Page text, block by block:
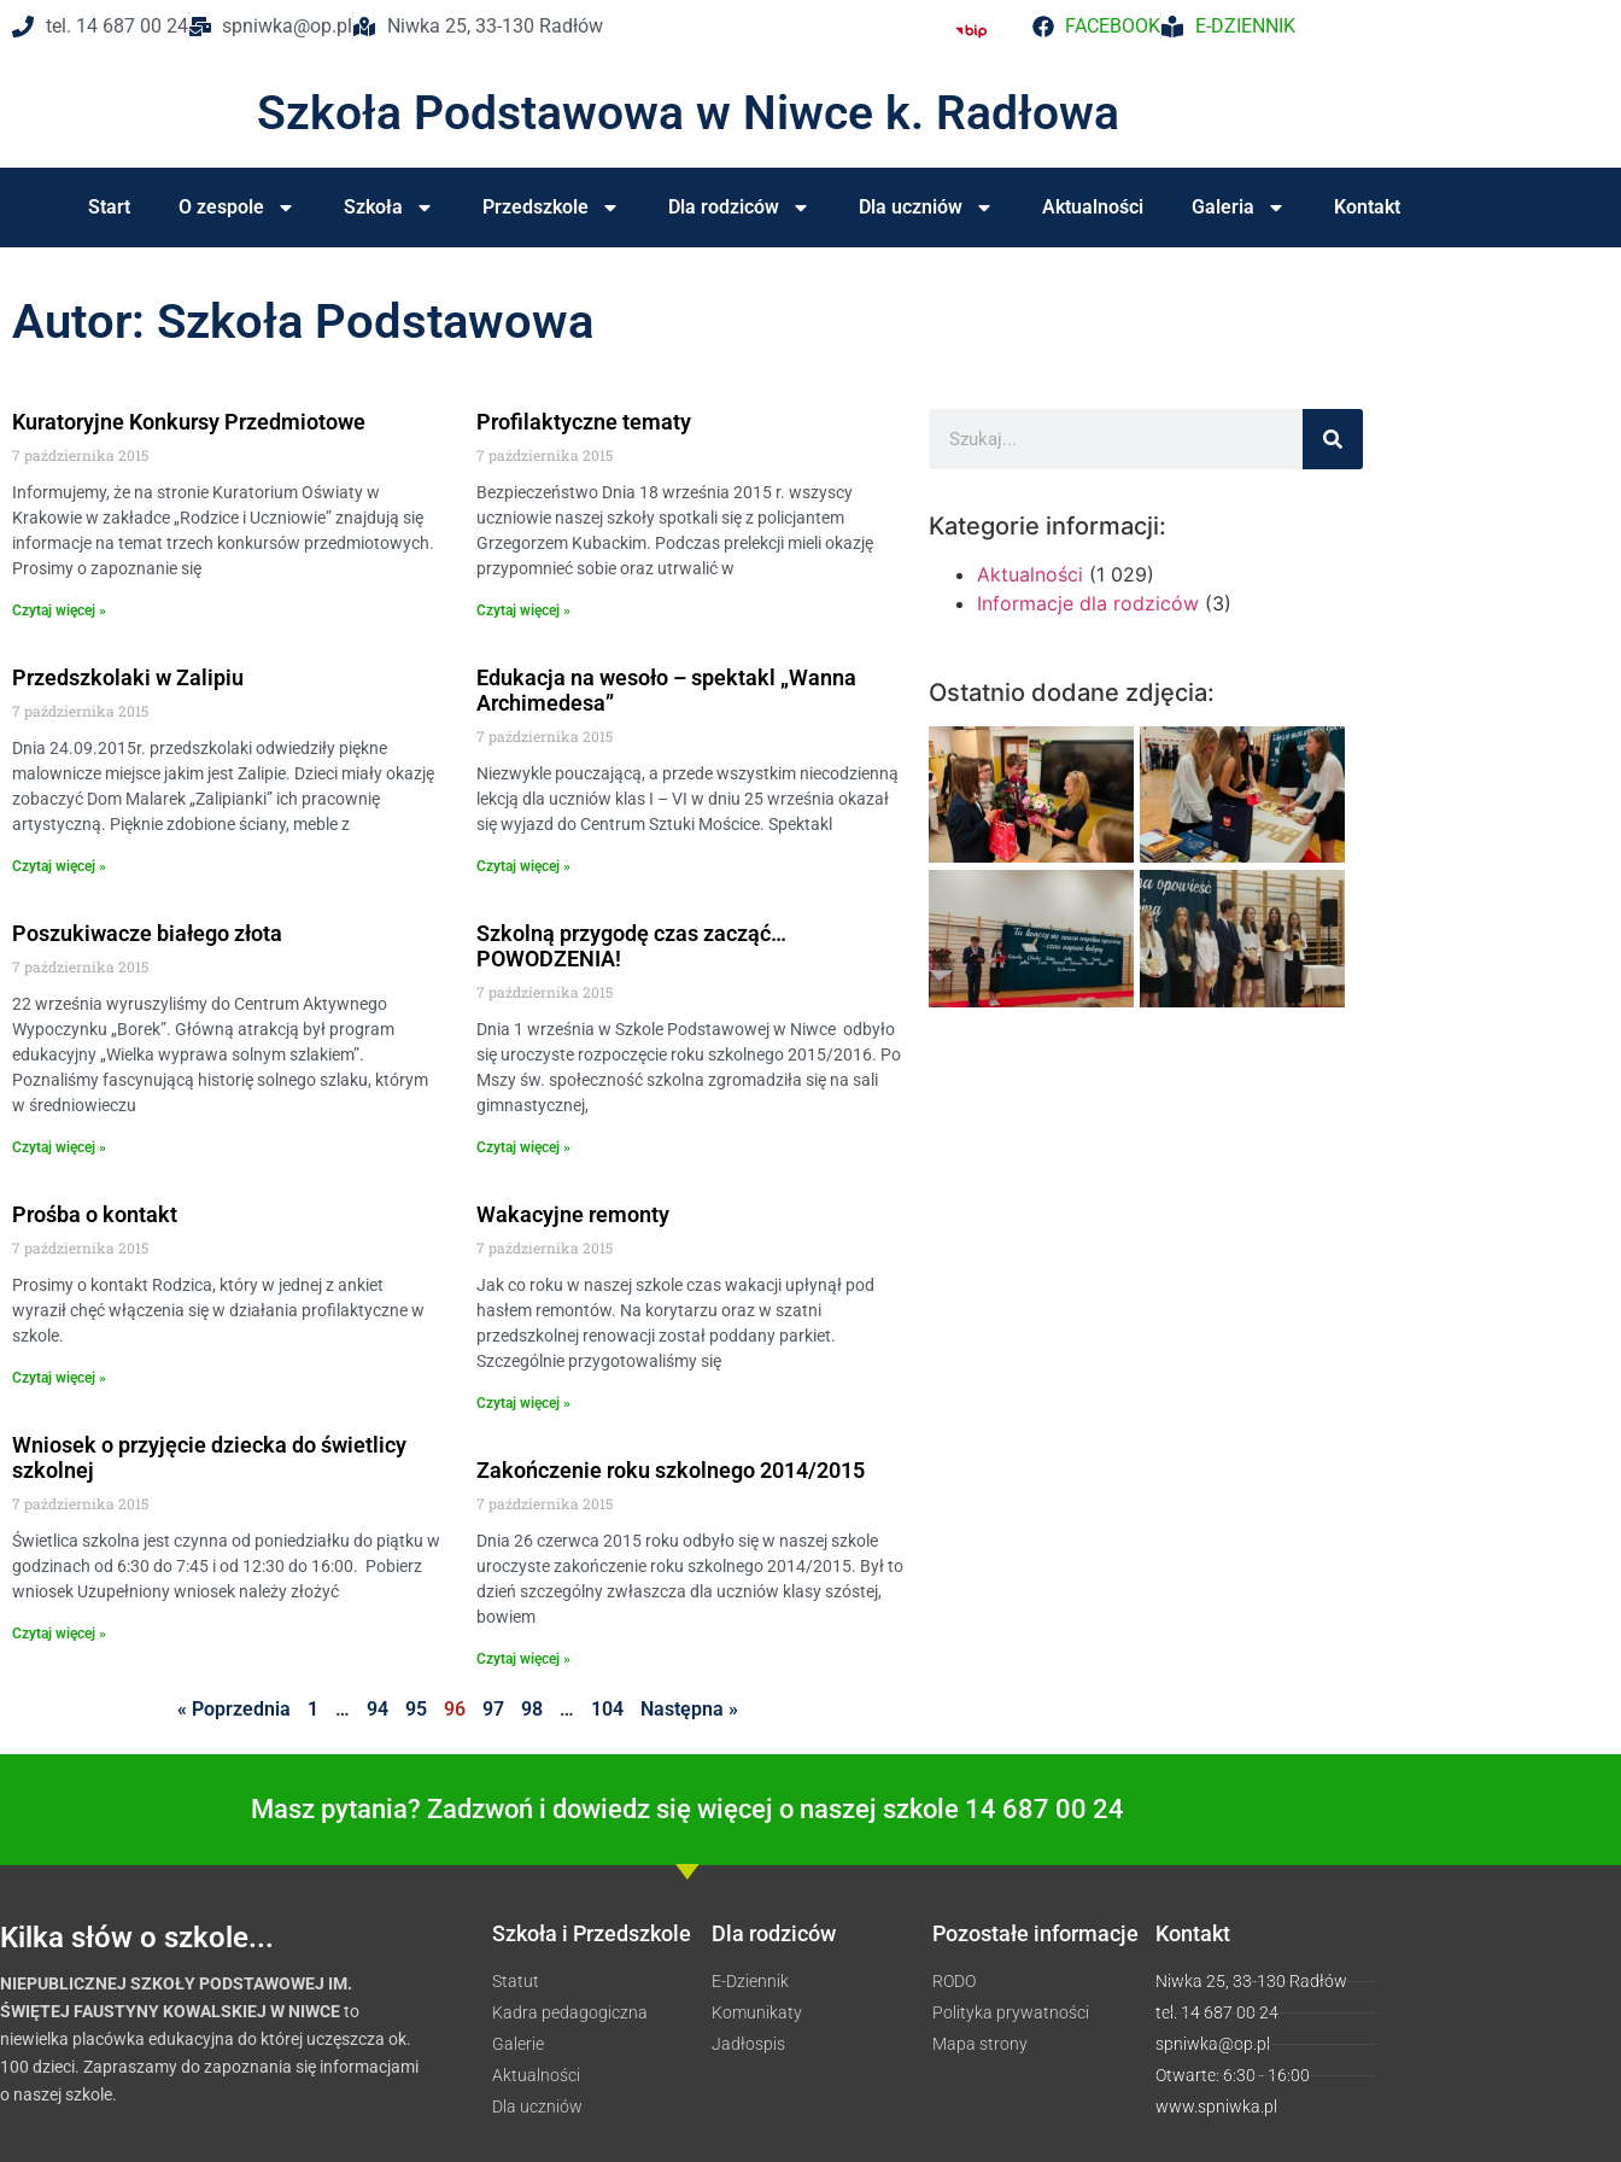
tel. 14 687 00 24 spniwka@op.pl Niwka 25, 33-130 Radłów FACEBOOK E-DZIENNIK
Szkoła Podstawowa w Niwce k. Radłowa
Start O zespole Szkoła Przedszkole Dla rodziców Dla uczniów Aktualności Galeria Kontakt
Autor: Szkoła Podstawowa
Kuratoryjne Konkursy Przedmiotowe
7 października 2015
Informujemy, że na stronie Kuratorium Oświaty w
Krakowie w zakładce „Rodzice i Uczniowie” znajdują się
informacje na temat trzech konkursów przedmiotowych.
Prosimy o zapoznanie się
Czytaj więcej »
Profilaktyczne tematy
7 października 2015
Bezpieczeństwo Dnia 18 września 2015 r. wszyscy
uczniowie naszej szkoły spotkali się z policjantem
Grzegorzem Kubackim. Podczas prelekcji mieli okazję
przypomnieć sobie oraz utrwalić w
Czytaj więcej »
Przedszkolaki w Zalipiu
7 października 2015
Dnia 24.09.2015r. przedszkolaki odwiedziły piękne
malownicze miejsce jakim jest Zalipie. Dzieci miały okazję
zobaczyć Dom Malarek „Zalipianki” ich pracownię
artystyczną. Pięknie zdobione ściany, meble z
Czytaj więcej »
Edukacja na wesoło – spektakl „Wanna
Archimedesa”
7 października 2015
Niezwykle pouczającą, a przede wszystkim niecodzienną
lekcją dla uczniów klas I – VI w dniu 25 września okazał
się wyjazd do Centrum Sztuki Mościce. Spektakl
Czytaj więcej »
Poszukiwacze białego złota
7 października 2015
22 września wyruszyliśmy do Centrum Aktywnego
Wypoczynku „Borek”. Główną atrakcją był program
edukacyjny „Wielka wyprawa solnym szlakiem”.
Poznaliśmy fascynującą historię solnego szlaku, którym
w średniowieczu
Czytaj więcej »
Szkolną przygodę czas zacząć…
POWODZENIA!
7 października 2015
Dnia 1 września w Szkole Podstawowej w Niwce odbyło
się uroczyste rozpoczęcie roku szkolnego 2015/2016. Po
Mszy św. społeczność szkolna zgromadziła się na sali
gimnastycznej,
Czytaj więcej »
Prośba o kontakt
7 października 2015
Prosimy o kontakt Rodzica, który w jednej z ankiet
wyraził chęć włączenia się w działania profilaktyczne w
szkole.
Czytaj więcej »
Wakacyjne remonty
7 października 2015
Jak co roku w naszej szkole czas wakacji upłynął pod
hasłem remontów. Na korytarzu oraz w szatni
przedszkolnej renowacji został poddany parkiet.
Szczególnie przygotowaliśmy się
Czytaj więcej »
Wniosek o przyjęcie dziecka do świetlicy
szkolnej
7 października 2015
Świetlica szkolna jest czynna od poniedziałku do piątku w
godzinach od 6:30 do 7:45 i od 12:30 do 16:00. Pobierz
wniosek Uzupełniony wniosek należy złożyć
Czytaj więcej »
Zakończenie roku szkolnego 2014/2015
7 października 2015
Dnia 26 czerwca 2015 roku odbyło się w naszej szkole
uroczyste zakończenie roku szkolnego 2014/2015. Był to
dzień szczególny zwłaszcza dla uczniów klasy szóstej,
bowiem
Czytaj więcej »
« Poprzednia 1 … 94 95 96 97 98 … 104 Następna »
Kategorie informacji:
Aktualności (1 029)
Informacje dla rodziców(3)
Ostatnio dodane zdjęcia:
Masz pytania? Zadzwoń i dowiedz się więcej o naszej szkole 14 687 00 24
Kilka słów o szkole...
NIEPUBLICZNEJ SZKOŁY PODSTAWOWEJ IM.
ŚWIĘTEJ FAUSTYNY KOWALSKIEJ W NIWCEto
niewielka placówka edukacyjna do której uczęszcza ok.
100 dzieci. Zapraszamy do zapoznania się informacjami
o naszej szkole.
Szkoła i Przedszkole
Statut
Kadra pedagogiczna
Galerie
Aktualności
Dla uczniów
Dla rodziców
E-Dziennik
Komunikaty
Jadłospis
Pozostałe informacje
RODO
Polityka prywatności
Mapa strony
Kontakt
Niwka 25, 33-130 Radłów
tel. 14 687 00 24
spniwka@op.pl
Otwarte: 6:30 - 16:00
www.spniwka.pl